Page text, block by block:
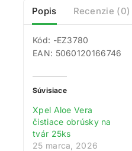
Popis Recenzie (0)
Kód: -EZ3780
EAN: 5060120166746
Súvisiace
Xpel Aloe Vera
čistiace obrúsky na
tvár 25ks
25 marca, 2026